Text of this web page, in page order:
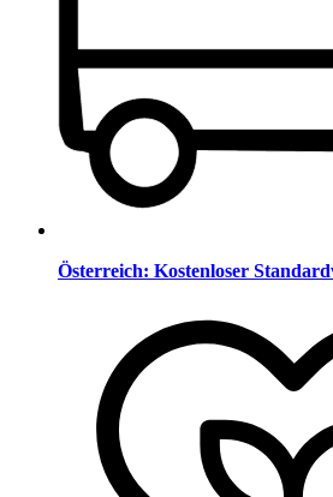
Österreich: Kostenloser